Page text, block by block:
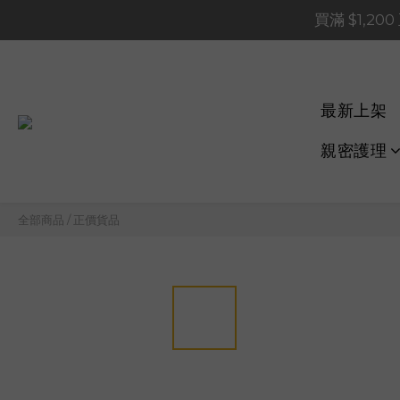
買滿
買滿
📢 系統維護通知 –
買滿
最新上架
親密護理
全部商品 / 正價貨品